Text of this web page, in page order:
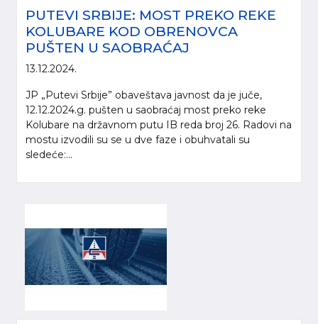
PUTEVI SRBIJE: MOST PREKO REKE
KOLUBARE KOD OBRENOVCA
PUŠTEN U SAOBRAĆAJ
13.12.2024.
JP „Putevi Srbije” obaveštava javnost da je juče,
12.12.2024.g. pušten u saobraćaj most preko reke
Kolubare na državnom putu IB reda broj 26. Radovi na
mostu izvodili su se u dve faze i obuhvatali su
sledeće:...